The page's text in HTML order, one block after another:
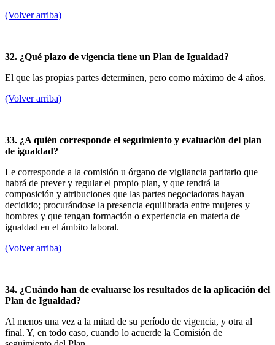
(Volver arriba)
32. ¿Qué plazo de vigencia tiene un Plan de Igualdad?
El que las propias partes determinen, pero como máximo de 4 años.
(Volver arriba)
33. ¿A quién corresponde el seguimiento y evaluación del plan
de igualdad?
Le corresponde a la comisión u órgano de vigilancia paritario que
habrá de prever y regular el propio plan, y que tendrá la
composición y atribuciones que las partes negociadoras hayan
decidido; procurándose la presencia equilibrada entre mujeres y
hombres y que tengan formación o experiencia en materia de
igualdad en el ámbito laboral.
(Volver arriba)
34. ¿Cuándo han de evaluarse los resultados de la aplicación del
Plan de Igualdad?
Al menos una vez a la mitad de su período de vigencia, y otra al
final. Y, en todo caso, cuando lo acuerde la Comisión de